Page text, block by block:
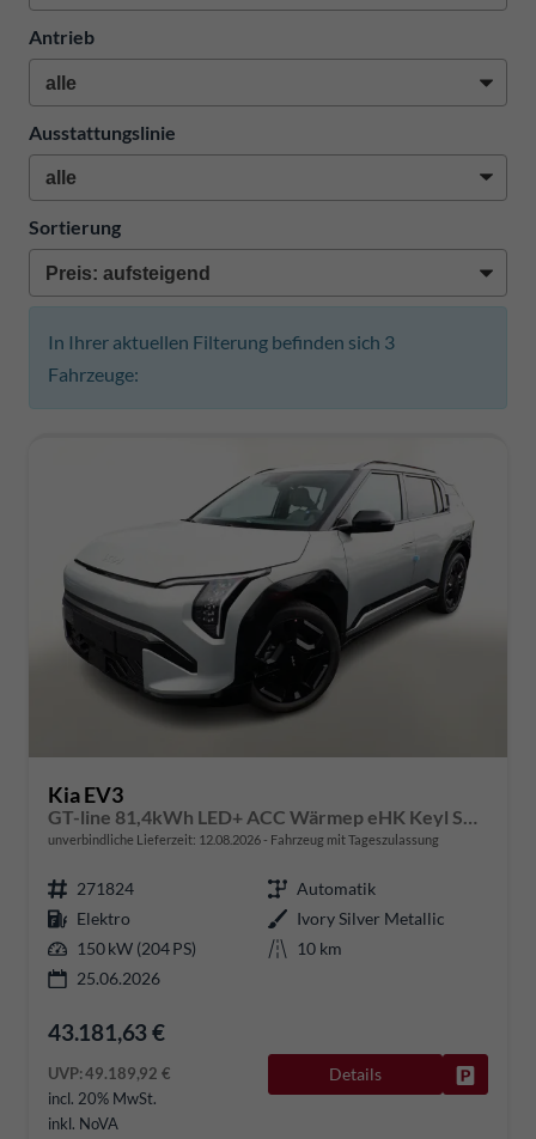
Antrieb
Ausstattungslinie
Sortierung
In Ihrer aktuellen Filterung befinden sich 3
Fahrzeuge:
Kia EV3
unverbindliche Lieferzeit: 12.08.2026 Fahrzeug mit Tageszulassung
271824
Automatik
Elektro
Ivory Silver Metallic
150 kW (204 PS)
10 km
25.06.2026
43.181,63 €
UVP:49.189,92 €
incl. 20% MwSt.
inkl. NoVA
Details